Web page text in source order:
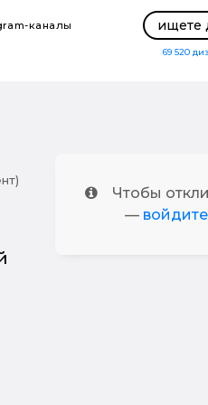
каналы ищете
69 520
Чтобы
— войдите